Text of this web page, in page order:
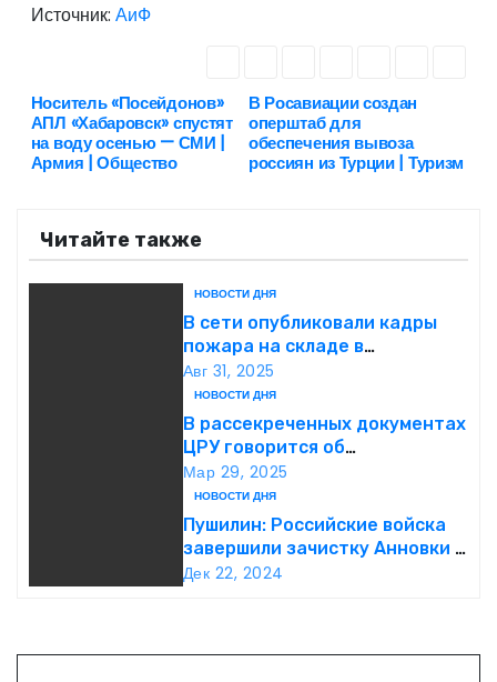
Источник: АиФ
Н
а
и
о
В Росавиации создан
оперштаб для
обеспечения вывоза
россиян из Турции | Туризм
Носитель «Посейдонов»
АПЛ «Хабаровск» спустят
на воду осенью — СМИ |
Армия | Общество
Читайте также
НОВОСТИ ДНЯ
В сети опубликовали кадры
пожара на складе в
подмосковной Балашихе
Авг 31, 2025
НОВОСТИ ДНЯ
В рассекреченных документах
ЦРУ говорится об
«обнаружении» Ковчега
Завета
Мар 29, 2025
НОВОСТИ ДНЯ
Пушилин: Российские войска
завершили зачистку Анновки в
ДНР
Дек 22, 2024